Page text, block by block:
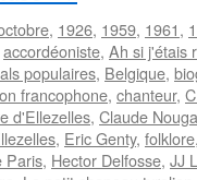
, 1926, 1959, 1961,
accordéoniste, Ah si j'étais
populaires, Belgique,
francophone, chanteur,
d'Ellezelles, Claude
, Eric Genty, folklore
Paris, Hector Delfosse, JJ